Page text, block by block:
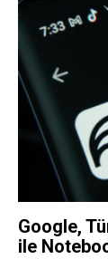
Google,
ile